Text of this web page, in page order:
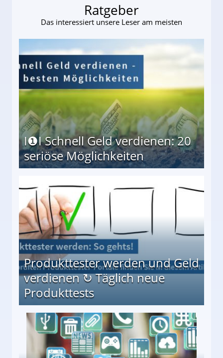
Ratgeber
Das interessiert unsere Leser am meisten
I❶I Schnell Geld verdienen: 20
seriöse Möglichkeiten
Produkttester werden und Geld
verdienen ↻ Täglich neue
Produkttests
↻ Täglich neue Produkttests